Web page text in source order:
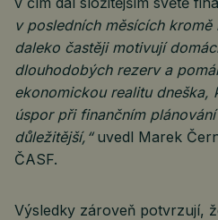
v posledních měsících
daleko častěji motivují
dlouhodobých rezerv a
ekonomickou realitu dneška,
úspor při finančním
důležitější,“uvedl Marek
ČASF.
Výsledky zároveň potvrzují,